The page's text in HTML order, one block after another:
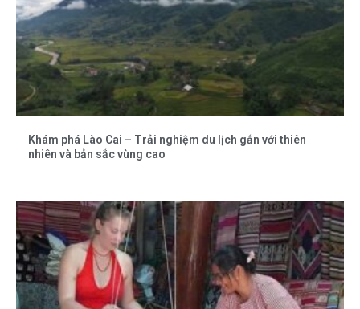
Khám phá Lào Cai – Trải nghiệm du lịch gắn với thiên
nhiên và bản sắc vùng cao